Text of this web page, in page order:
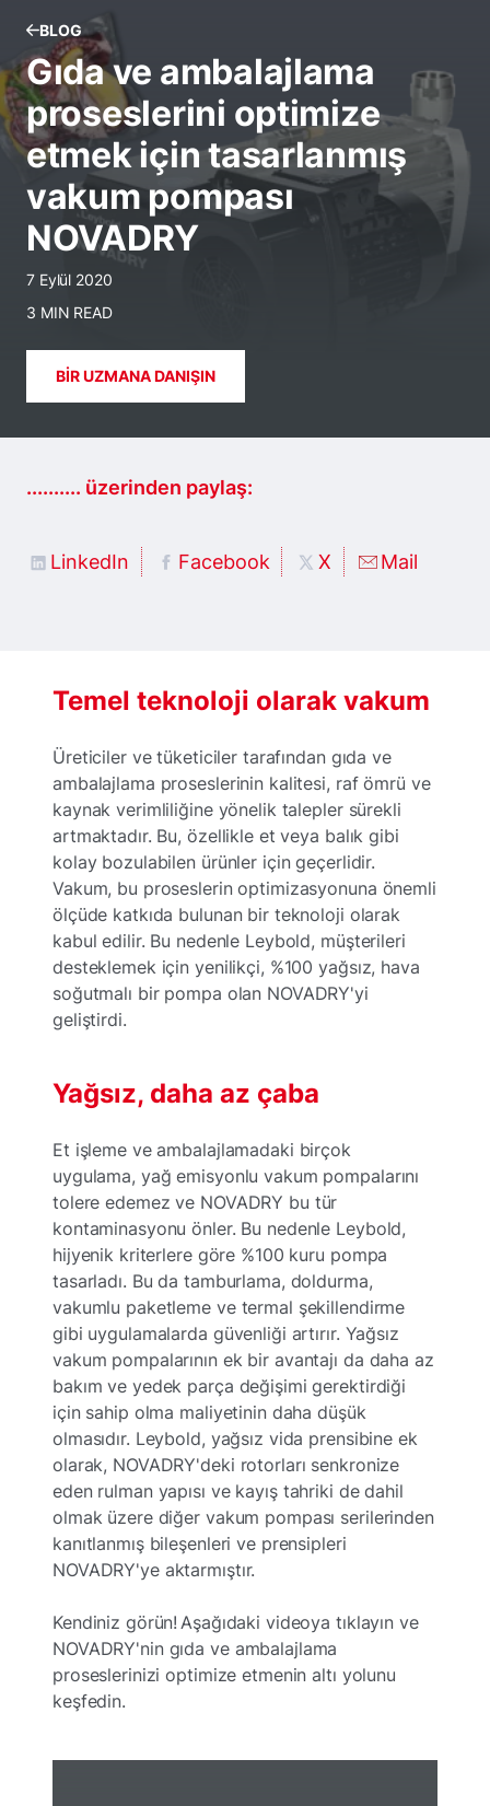
BLOG
Gıda ve ambalajlama
proseslerini optimize
etmek için tasarlanmış
vakum pompası
NOVADRY
7 Eylül 2020
3 MIN READ
BIR UZMANA DANIŞIN
.......... üzerinden paylaş:
LinkedIn Facebook X Mail
Temel teknoloji olarak vakum
Üreticiler ve tüketiciler tarafından gıda ve
ambalajlama proseslerinin kalitesi, raf ömrü ve
kaynak verimliliğine yönelik talepler sürekli
artmaktadır. Bu, özellikle et veya balık gibi
kolay bozulabilen ürünler için geçerlidir.
Vakum, bu proseslerin optimizasyonuna önemli
ölçüde katkıda bulunan bir teknoloji olarak
kabul edilir. Bu nedenle Leybold, müşterileri
desteklemek için yenilikçi, %100 yağsız, hava
soğutmalı bir pompa olan NOVADRY'yi
geliştirdi.
Yağsız, daha az çaba
Et işleme ve ambalajlamadaki birçok
uygulama, yağ emisyonlu vakum pompalarını
tolere edemez ve NOVADRY bu tür
kontaminasyonu önler. Bu nedenle Leybold,
hijyenik kriterlere göre %100 kuru pompa
tasarladı. Bu da tamburlama, doldurma,
vakumlu paketleme ve termal şekillendirme
gibi uygulamalarda güvenliği artırır. Yağsız
vakum pompalarının ek bir avantajı da daha az
bakım ve yedek parça değişimi gerektirdiği
için sahip olma maliyetinin daha düşük
olmasıdır. Leybold, yağsız vida prensibine ek
olarak, NOVADRY'deki rotorları senkronize
eden rulman yapısı ve kayış tahriki de dahil
olmak üzere diğer vakum pompası serilerinden
kanıtlanmış bileşenleri ve prensipleri
NOVADRY'ye aktarmıştır.
Kendiniz görün! Aşağıdaki videoya tıklayın ve
NOVADRY'nin gıda ve ambalajlama
proseslerinizi optimize etmenin altı yolunu
keşfedin.